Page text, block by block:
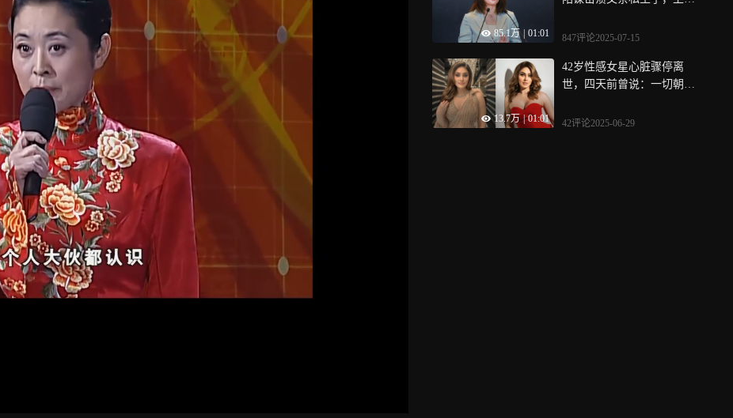
85.1万 01:01 847评论2025-07-15
13.7万 | 01:01
42岁性感女星心脏骤停离
世，四天前曾说：一切朝着
42评论2025-06-29